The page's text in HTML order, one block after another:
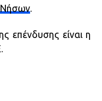
Νήσων.
επένδυσης είναι η